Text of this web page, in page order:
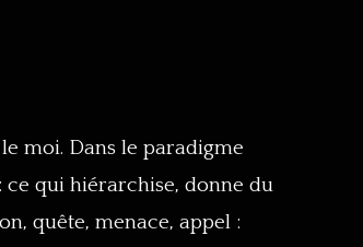
le moi. Dans le paradigme
qui hiérarchise, donne du
quête, menace, appel :